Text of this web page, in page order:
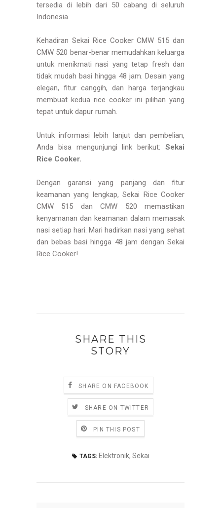
tersedia di lebih dari 50 cabang di seluruh
Indonesia.
Kehadiran Sekai Rice Cooker CMW 515 dan
CMW 520 benar-benar memudahkan keluarga
untuk menikmati nasi yang tetap fresh dan
tidak mudah basi hingga 48 jam. Desain yang
elegan, fitur canggih, dan harga terjangkau
membuat kedua rice cooker ini pilihan yang
tepat untuk dapur rumah.
Untuk informasi lebih lanjut dan pembelian,
Anda bisa mengunjungi link berikut: Sekai
Rice Cooker.
Dengan garansi yang panjang dan fitur
keamanan yang lengkap, Sekai Rice Cooker
CMW 515 dan CMW 520 memastikan
kenyamanan dan keamanan dalam memasak
nasi setiap hari. Mari hadirkan nasi yang sehat
dan bebas basi hingga 48 jam dengan Sekai
Rice Cooker!
SHARE THIS
STORY
SHARE ON FACEBOOK
SHARE ON TWITTER
PIN THIS POST
TAGS: Elektronik, Sekai